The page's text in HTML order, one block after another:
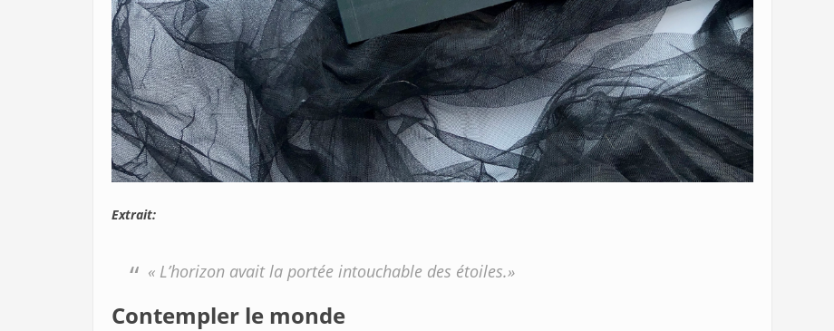
Extrait:
« L’horizon avait la portée intouchable des étoiles.»
Contempler le monde